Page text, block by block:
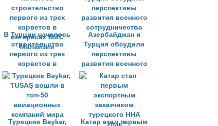
производство
боеприпасов
В Турции началось
строительство
первого из трех
корветов в
интересах ВМС
Малайзии
Азербайджан и
Турция обсудили
перспективы
развития военного
сотрудничества
Турецкие Baykar,
Катар стал первым